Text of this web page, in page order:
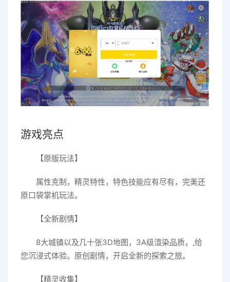
游戏亮点
【原版玩法】
属性克制，精灵特性，特色技能应有尽有，完美还
原口袋掌机玩法。
【全新剧情】
8大城镇以及几十张3D地图，3A级渲染品质，,给
您沉浸式体验。原创剧情，开启全新的探索之旅。
【精灵收集】